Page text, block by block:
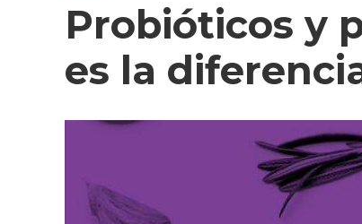
Probióticos y
es la